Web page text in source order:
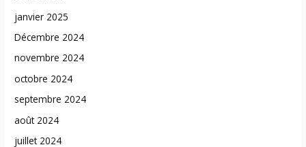
janvier 2025
Décembre 2024
novembre 2024
octobre 2024
septembre 2024
août 2024
juillet 2024